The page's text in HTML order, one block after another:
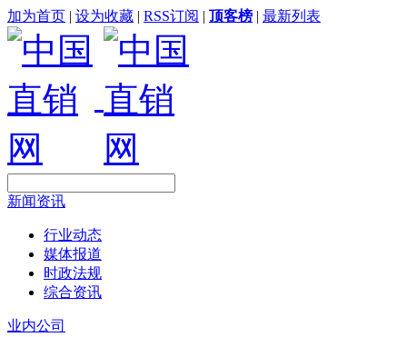
加为首页 | 设为收藏 | RSS订阅 | 顶客榜 | 最新列表
新闻资讯
行业动态
媒体报道
时政法规
综合资讯
业内公司